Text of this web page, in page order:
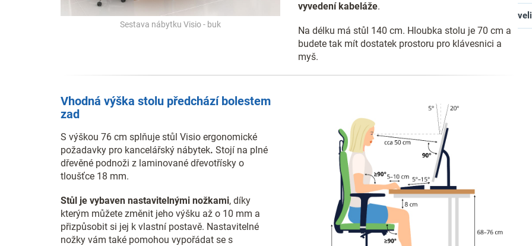
Sestava nábytku Visio - buk
vyvedení kabeláže.
Na délku má stůl 140 cm. Hloubka stolu je 70 cm a
budete tak mít dostatek prostoru pro klávesnici a
myš.
Vhodná výška stolu předchází bolestem
zad
S výškou 76 cm splňuje stůl Visio ergonomické
požadavky pro kancelářský nábytek. Stojí na plné
dřevěné podnoži z laminované dřevotřísky o
tloušťce 18 mm.
Stůl je vybaven nastavitelnými nožkami, díky
kterým můžete změnit jeho výšku až o 10 mm a
přizpůsobit si jej k vlastní postavě. Nastavitelné
nožky vám také pomohou vypořádat se s